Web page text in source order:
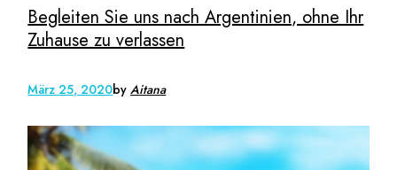
Begleiten Sie uns nach Argentinien, ohne Ihr
Zuhause zu verlassen
März 25, 2020byAitana